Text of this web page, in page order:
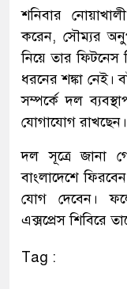
শনিবার
করেন, সৌম্যর
নিয়ে তার ফিটনেস
ধরনের শঙ্কা নেই।
সম্পর্কে দল
যোগাযোগ রাখছেন।
দল সূত্রে জানা
বাংলাদেশে
যোগ দেবেন।
এক্সপ্রেস শিবিরে
Tag :